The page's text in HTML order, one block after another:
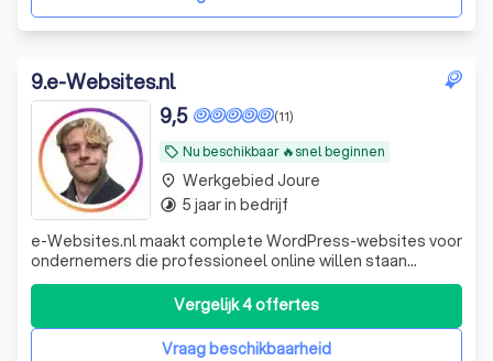
9.e-Websites.nl
local_offer Nu beschikbaar 🔥snel beginnen
(11)
9,5
e-Websites.nl maakt complete WordPress-websites voor
ondernemers die professioneel online willen staan
zonder technisch gedoe. Veel ondernemers weten dat ze
een goede website nodig hebben, maar lopen vast op
keuzes zoals hosting, domeinnaam, e-mail, WordPress,
onderhoud, beveiliging en teksten. Wij
Vraag beschikbaarheid
Vergelijk 4 offertes
place Werkgebied Joure
timelapse 5 jaar in bedrijf